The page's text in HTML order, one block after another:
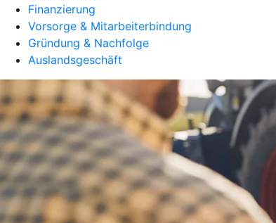
Finanzierung
Vorsorge & Mitarbeiterbindung
Gründung & Nachfolge
Auslandsgeschäft